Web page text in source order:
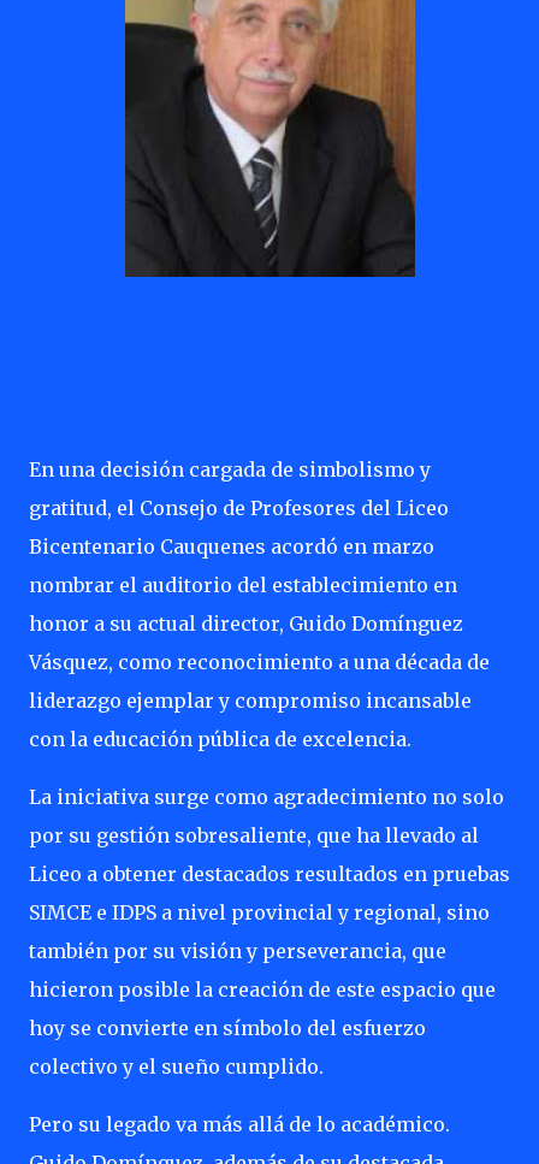
En una decisión cargada de simbolismo y
gratitud, el Consejo de Profesores del Liceo
Bicentenario Cauquenes acordó en marzo
nombrar el auditorio del establecimiento en
honor a su actual director, Guido Domínguez
Vásquez, como reconocimiento a una década de
liderazgo ejemplar y compromiso incansable
con la educación pública de excelencia.
La iniciativa surge como agradecimiento no solo
por su gestión sobresaliente, que ha llevado al
Liceo a obtener destacados resultados en pruebas
SIMCE e IDPS a nivel provincial y regional, sino
también por su visión y perseverancia, que
hicieron posible la creación de este espacio que
hoy se convierte en símbolo del esfuerzo
colectivo y el sueño cumplido.
Pero su legado va más allá de lo académico.